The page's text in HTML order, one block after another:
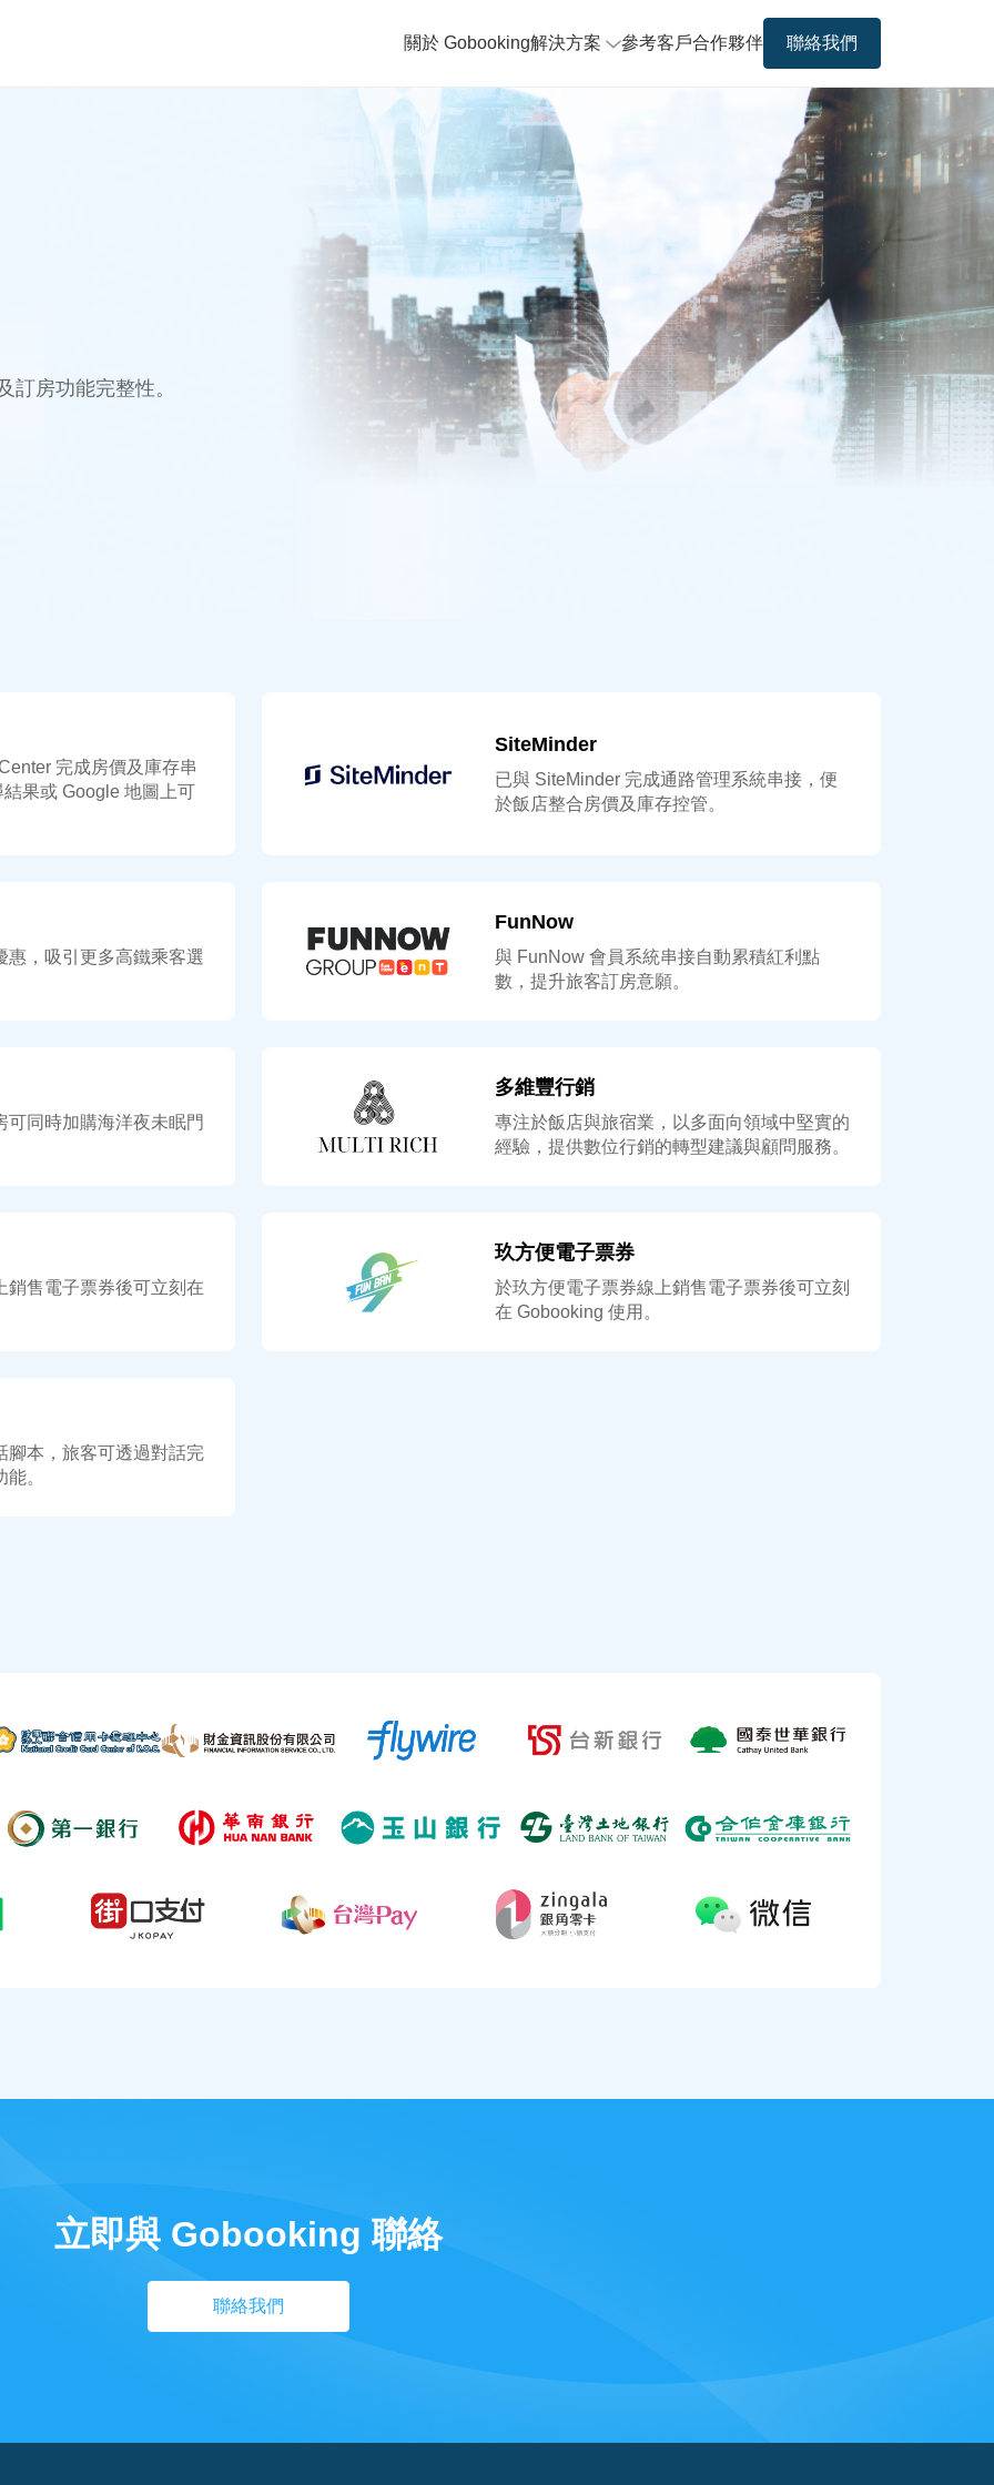
關於 Gobooking解決方案 參考客戶合作夥伴 聯絡我們
訂房功能完整性。
完成房價及庫存串
果或 Google 地圖上可
SiteMinder
已與 SiteMinder 完成通路管理系統串接，便
於飯店整合房價及庫存控管。
惠，吸引更多高鐵乘客選
FunNow
與 FunNow 會員系統串接自動累積紅利點
數，提升旅客訂房意願。
可同時加購海洋夜未眠門
多維豐行銷
專注於飯店與旅宿業，以多面向領域中堅實的
經驗，提供數位行銷的轉型建議與顧問服務。
銷售電子票券後可立刻在
玖方便電子票券
於玖方便電子票券線上銷售電子票券後可立刻
在 Gobooking 使用。
腳本，旅客可透過對話完
。
立即與 Gobooking 聯絡
聯絡我們